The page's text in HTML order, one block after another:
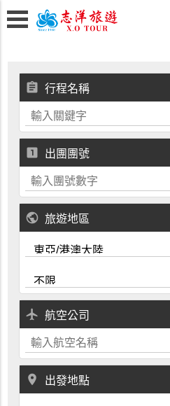
assignment 行程名稱
looks_one 出團團號
public 旅遊地區
local_airport 航空公司
place 出發地點